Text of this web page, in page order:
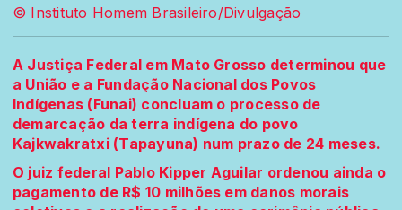
© Instituto Homem Brasileiro/Divulgação
A Justiça Federal em Mato Grosso determinou que
a União e a Fundação Nacional dos Povos
Indígenas (Funai) concluam o processo de
demarcação da terra indígena do povo
Kajkwakratxi (Tapayuna) num prazo de 24 meses.
O juiz federal Pablo Kipper Aguilar ordenou ainda o
pagamento de R$ 10 milhões em danos morais